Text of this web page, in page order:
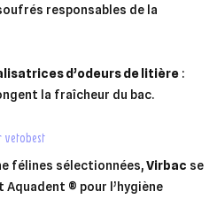
responsables de la
d’odeurs de litière :
la fraîcheur du bac.
vetobest
félines sélectionnées,Virbac se
Aquadent ® pour l’hygiène